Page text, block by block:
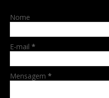
Nome
E-mail *
Mensagem *